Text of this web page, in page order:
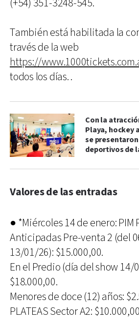
(+54) 351-3248-545.
También está habilitada la
través de la web
https://
todos los días. .
Con la
Playa, hockey
se
deportivos de
Valores de las entradas
● *Miércoles 14 de enero: PIM
Anticipadas Pre-venta 2 (del
13/01/26): $15.000,00.
En el Predio (día del show 14/
$18.000,00.
Menores de doce (12) años:
PLATEAS Sector A2: